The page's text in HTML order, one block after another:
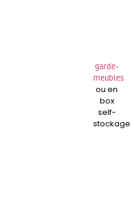
garde-
meubles
ou en
box
self-
stockage